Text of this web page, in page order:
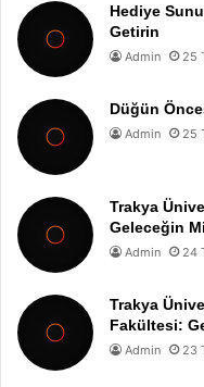
Hediye
Getirin
Admin 25
Düğün
Admin 25
Trakya
Geleceğin
Admin 24
Trakya
Fakültesi:
Admin 23